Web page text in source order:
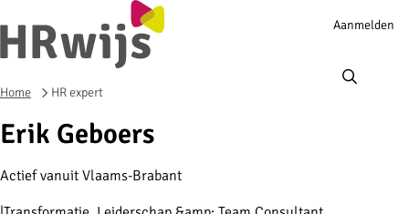
Account
Aanmelden
Home HR expert
Erik Geboers
Actief vanuit Vlaams-Brabant